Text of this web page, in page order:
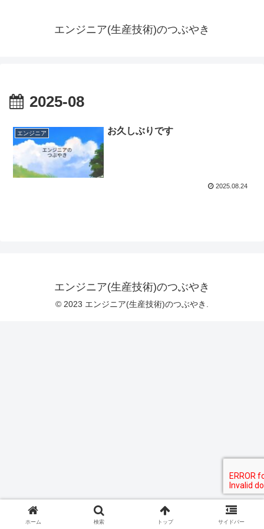
エンジニア(生産技術)のつぶやき
2025-08
エンジニア お久しぶりです
2025.08.24
エンジニア(生産技術)のつぶやき
© 2023 エンジニア(生産技術)のつぶやき.
ホーム 検索 トップ サイドバー